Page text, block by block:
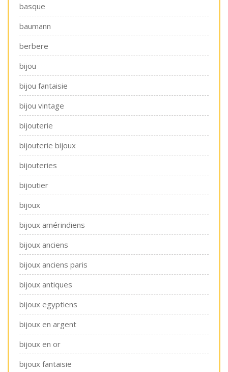
basque
baumann
berbere
bijou
bijou fantaisie
bijou vintage
bijouterie
bijouterie bijoux
bijouteries
bijoutier
bijoux
bijoux amérindiens
bijoux anciens
bijoux anciens paris
bijoux antiques
bijoux egyptiens
bijoux en argent
bijoux en or
bijoux fantaisie